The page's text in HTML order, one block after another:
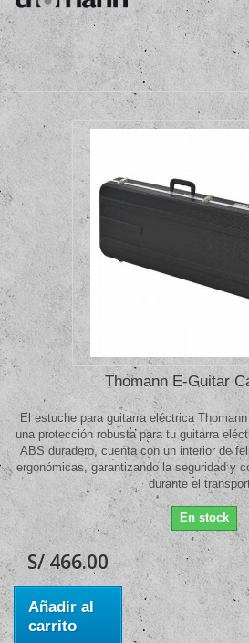
Thomann E-Guitar
El estuche para guitarra eléctrica
una protección robusta para tu guitarra
ABS duradero, cuenta con un interior de
ergonómicas, garantizando la seguridad y
durante el
En stock
S/ 466.00
Añadir al
carrito